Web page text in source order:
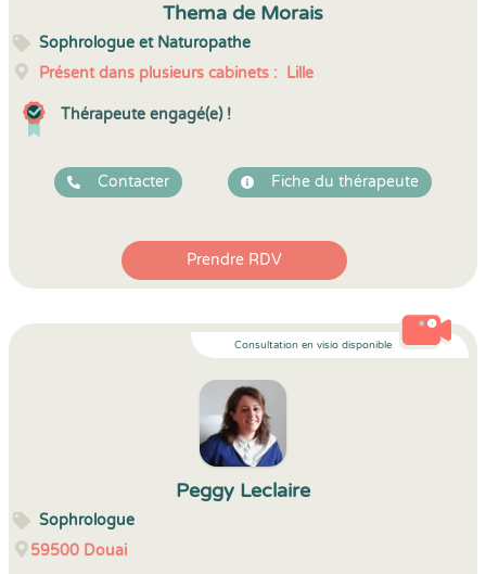
Thema de Morais
Sophrologue et Naturopathe
Présent dans plusieurs cabinets : Lille
Thérapeute engagé(e) !
Contacter Fiche du thérapeute
Prendre RDV
Consultation en visio disponible
Peggy Leclaire
Sophrologue
59500 Douai